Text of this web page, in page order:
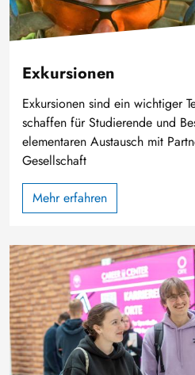
Exkursionen
Exkursionen sind ein wichtiger
schaffen für Studierende und
elementaren Austausch mit
Gesellschaft
Mehr erfahren
Bild